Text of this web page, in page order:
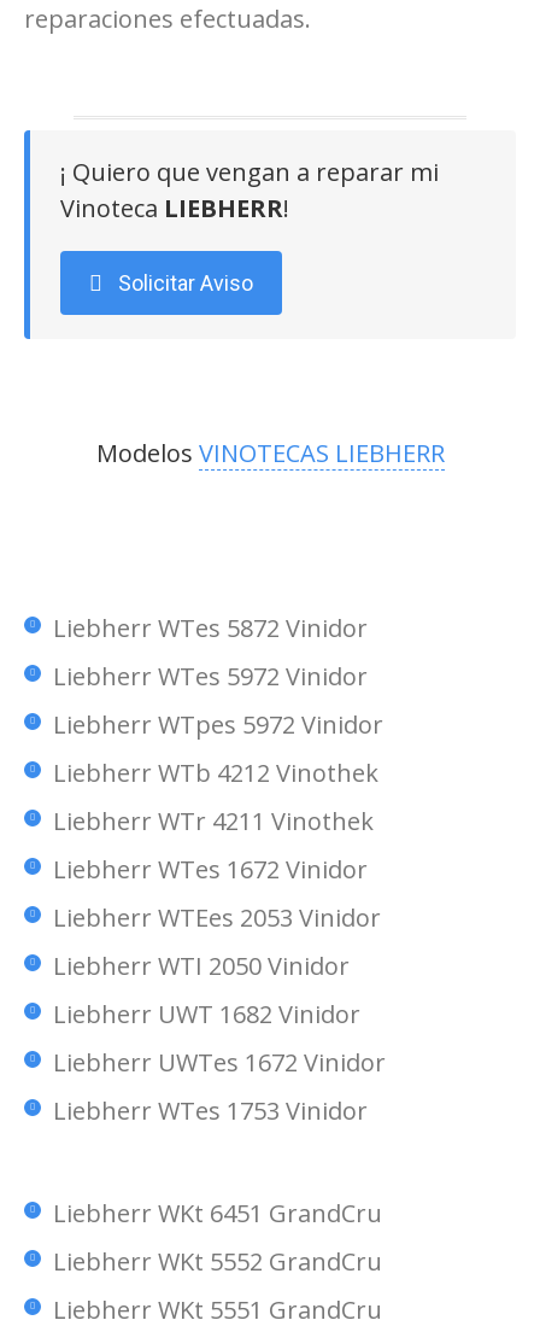
reparaciones efectuadas.
¡ Quiero que vengan a reparar mi
Vinoteca LIEBHERR!
Solicitar Aviso
Modelos VINOTECAS LIEBHERR
Liebherr WTes 5872 Vinidor
Liebherr WTes 5972 Vinidor
Liebherr WTpes 5972 Vinidor
Liebherr WTb 4212 Vinothek
Liebherr WTr 4211 Vinothek
Liebherr WTes 1672 Vinidor
Liebherr WTEes 2053 Vinidor
Liebherr WTI 2050 Vinidor
Liebherr UWT 1682 Vinidor
Liebherr UWTes 1672 Vinidor
Liebherr WTes 1753 Vinidor
Liebherr WKt 6451 GrandCru
Liebherr WKt 5552 GrandCru
Liebherr WKt 5551 GrandCru